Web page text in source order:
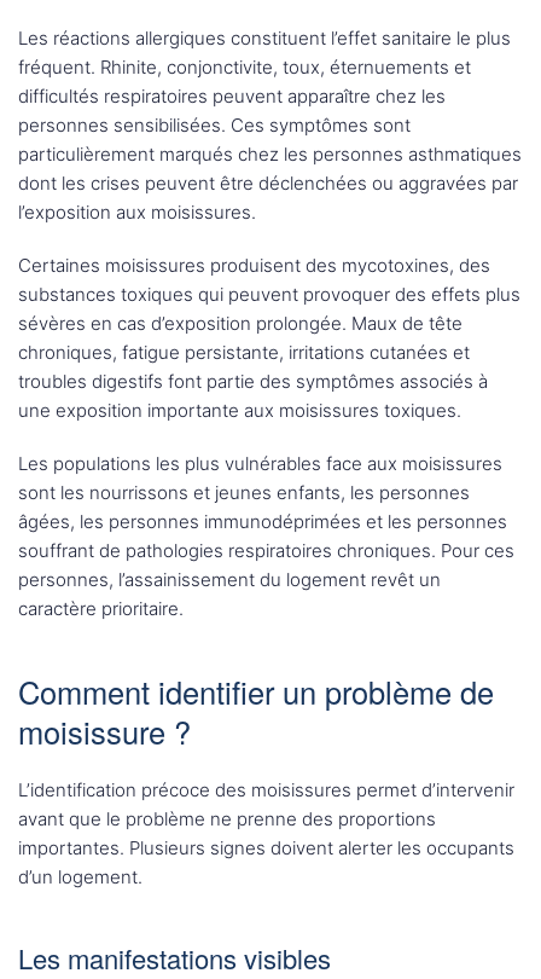
Les réactions allergiques constituent l’effet sanitaire le plus
fréquent. Rhinite, conjonctivite, toux, éternuements et
difficultés respiratoires peuvent apparaître chez les
personnes sensibilisées. Ces symptômes sont
particulièrement marqués chez les personnes asthmatiques
dont les crises peuvent être déclenchées ou aggravées par
l’exposition aux moisissures.
Certaines moisissures produisent des mycotoxines, des
substances toxiques qui peuvent provoquer des effets plus
sévères en cas d’exposition prolongée. Maux de tête
chroniques, fatigue persistante, irritations cutanées et
troubles digestifs font partie des symptômes associés à
une exposition importante aux moisissures toxiques.
Les populations les plus vulnérables face aux moisissures
sont les nourrissons et jeunes enfants, les personnes
âgées, les personnes immunodéprimées et les personnes
souffrant de pathologies respiratoires chroniques. Pour ces
personnes, l’assainissement du logement revêt un
caractère prioritaire.
Comment identifier un problème de
moisissure ?
L’identification précoce des moisissures permet d’intervenir
avant que le problème ne prenne des proportions
importantes. Plusieurs signes doivent alerter les occupants
d’un logement.
Les manifestations visibles